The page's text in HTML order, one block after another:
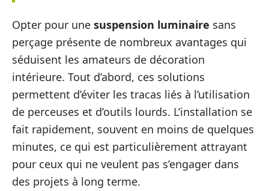
Opter pour une suspension luminaire sans
perçage présente de nombreux avantages qui
séduisent les amateurs de décoration
intérieure. Tout d’abord, ces solutions
permettent d’éviter les tracas liés à l’utilisation
de perceuses et d’outils lourds. L’installation se
fait rapidement, souvent en moins de quelques
minutes, ce qui est particulièrement attrayant
pour ceux qui ne veulent pas s’engager dans
des projets à long terme.